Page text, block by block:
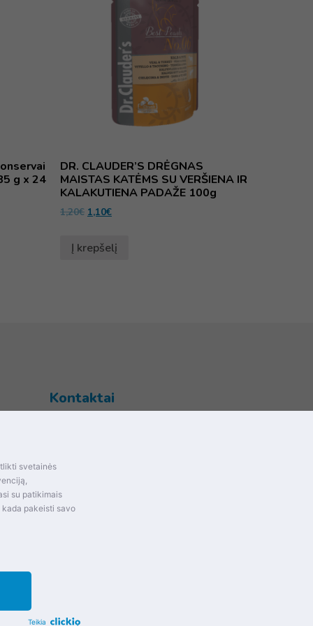
g x 24
DR. CLAUDER’S DRĖGNAS
MAISTAS KATĖMS SU VERŠIENA IR
KALAKUTIENA PADAŽE 100g
1,20€ 1,10€
Į krepšelį
ir
Kontaktai
svetainės
su patikimais
kada pakeisti savo
Teikia